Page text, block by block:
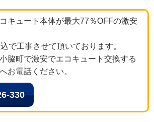
キュート本体が最大77％OFFの激安
で工事させて頂いております。
脇町で激安でエコキュート交換する
お電話ください。
330